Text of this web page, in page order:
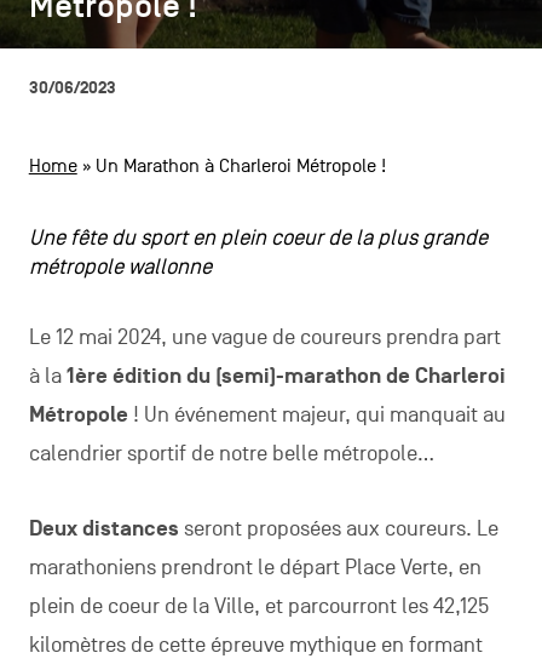
secondaire
FacebookInstagramYoutubeLinkedIn
FR NL EN
30/06/2023
Home» Un Marathon à Charleroi Métropole !
Une fête du sport en plein coeur de la plus grande
métropole wallonne
Le 12 mai 2024, une vague de coureurs prendra part
à la1ère édition du (semi)-marathon de Charleroi
Métropole ! Un événement majeur, qui manquait au
calendrier sportif de notre belle métropole…
Deux distances seront proposées aux coureurs. Le
marathoniens prendront le départ Place Verte, en
plein de coeur de la Ville, et parcourront les 42,125
kilomètres de cette épreuve mythique en formant